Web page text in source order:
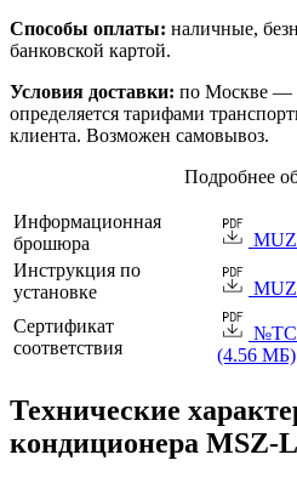
Способы оплаты: наличные,
банковской картой.
Условия доставки: по Москве —
определяется тарифами
клиента. Возможен самовывоз.
Подробнее
Информационная
брошюра
Инструкция по
установке
Сертификат
соответствия
№TC
(4.56 МБ)
Технические
кондиционера MSZ-